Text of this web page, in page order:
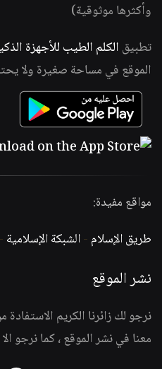
وأكثرها موثوقية)
تطبيق الكلم الطيب للأجهزة
الموقع في مساحة صغيرة ولا
مواقع مفيدة:
طريق الإسلام -الشبكة الإسلامية -
نشر الموقع
نرجو لك زائرنا الكريم
معنا في نشر الموقع ، كما نرجو